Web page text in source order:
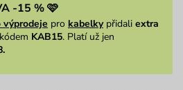
-15 % 🩷
výprodeje pro kabelkypřidali extra
KAB15. Platí už jen